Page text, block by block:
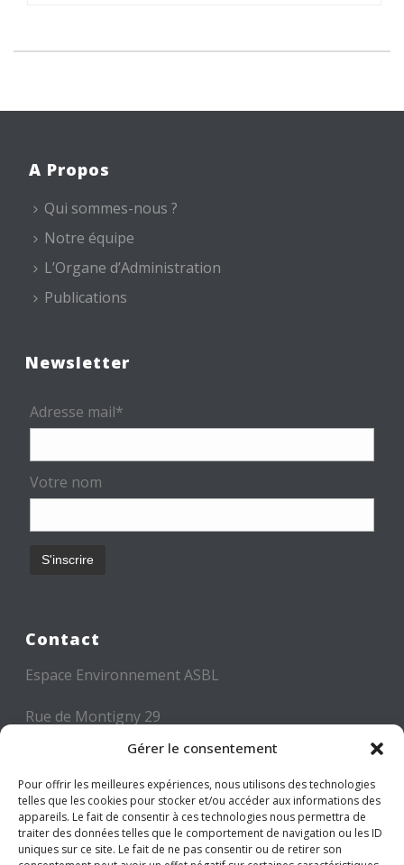
Gérer le consentement
Pour offrir les meilleures expériences, nous utilisons des technologies
telles que les cookies pour stocker et/ou accéder aux informations des
appareils. Le fait de consentir à ces technologies nous permettra de
traiter des données telles que le comportement de navigation ou les ID
uniques sur ce site. Le fait de ne pas consentir ou de retirer son
A Propos
Qui sommes-nous ?
Notre équipe
L’Organe d’Administration
Publications
Newsletter
Adresse mail*
Votre nom
Contact
Espace Environnement ASBL
Rue de Montigny 29
6000 CHARLEROI
Tél: +32 71 300 300
Mail: info@espace-environnement.be
TVA BE 0416.116.340